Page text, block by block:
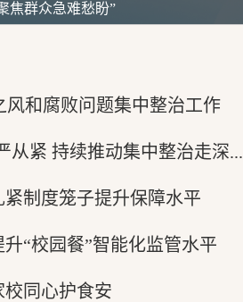
焦群众急难愁盼”
和腐败问题集中整治工作
从紧 持续推动集中整治走深...
制度笼子提升保障水平
“校园餐”智能化监管水平
同心护食安